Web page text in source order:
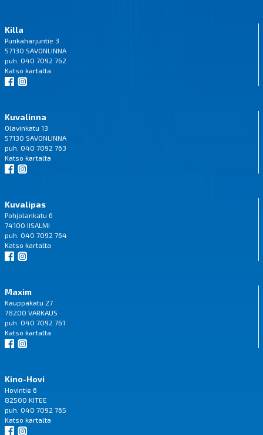
Killa
Punkaharjuntie 3
57130 SAVONLINNA
puh. 040 7092 762
Katso kartalta
Kuvalinna
Olavinkatu 13
57130 SAVONLINNA
puh. 040 7092 763
Katso kartalta
Kuvalipas
Pohjolankatu 6
74100 IISALMI
puh. 040 7092 764
Katso kartalta
Maxim
Kauppakatu 27
78200 VARKAUS
puh. 040 7092 761
Katso kartalta
Kino-Hovi
Hovintie 6
82500 KITEE
puh. 040 7092 765
Katso kartalta